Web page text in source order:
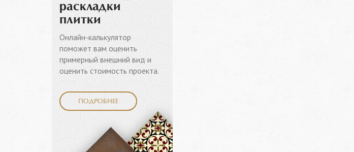
раскладки
плитки
Онлайн-калькулятор
поможет вам оценить
примерный внешний вид и
оценить стоимость проекта.
ПОДРОБНЕЕ